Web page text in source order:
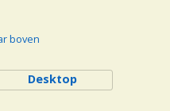
boven
Desktop